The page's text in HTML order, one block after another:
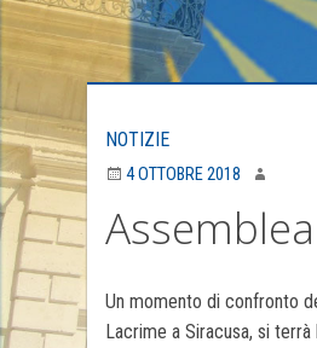
NOTIZIE
4 OTTOBRE 2018
Un momento di confronto
Lacrime a Siracusa, si